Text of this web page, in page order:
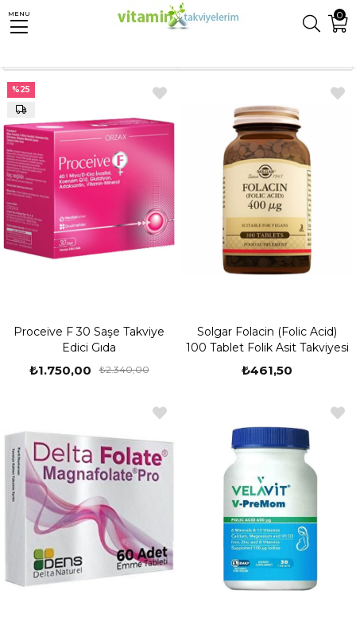
0
MENU
Anasayfa Folik Asit
Proceive F 30 Saşe Takviye
Edici Gıda
₺1.750,00 ₺2.340,00
%25
Solgar Folacin (Folic Acid)
100 Tablet Folik Asit Takviyesi
₺461,50